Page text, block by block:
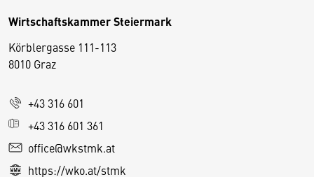
Wirtschaftskammer Steiermark
Körblergasse 111-113
8010 Graz
+43 316 601
+43 316 601 361
office@wkstmk.at
https://wko.at/stmk
D
i
s
e
S
e